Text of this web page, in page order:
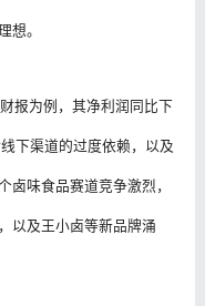
想。
报为例，其净利润同比下
下渠道的过度依赖，以及
卤味食品赛道竞争激烈，
以及王小卤等新品牌涌